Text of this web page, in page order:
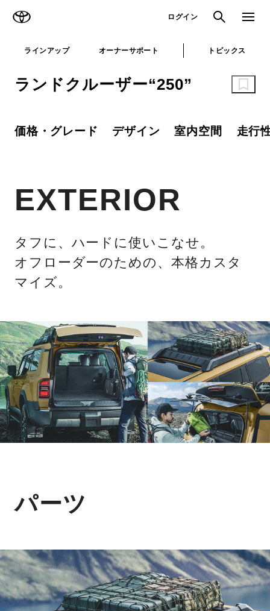
ログイン 検索 メニュ
ラインアップ オーナーサポート トピックス
ランドクルーザー“250”
価格・グレード デザイン 室内空間 走行
EXTERIOR
タフに、ハードに使いこなせ。
オフローダーのための、本格カスタ
マイズ。
パーツ